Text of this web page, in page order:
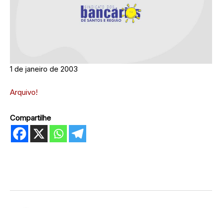
1 de janeiro de 2003
Arquivo!
Compartilhe